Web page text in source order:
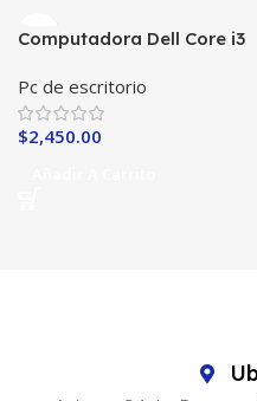
Computadora Dell Core i3
Completa
Pc de escritorio
$2,450.00